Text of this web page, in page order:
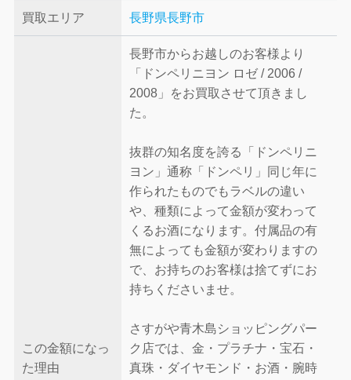
買取エリア 長野県長野市
この金額になっ
た理由
長野市からお越しのお客様より
「ドンペリニヨン ロゼ / 2006 /
2008」をお買取させて頂きまし
た。
抜群の知名度を誇る「ドンペリニ
ヨン」通称「ドンペリ」同じ年に
作られたものでもラベルの違い
や、種類によって金額が変わって
くるお酒になります。付属品の有
無によっても金額が変わりますの
で、お持ちのお客様は捨てずにお
持ちくださいませ。
さすがや青木島ショッピングパー
ク店では、金・プラチナ・宝石・
真珠・ダイヤモンド・お酒・腕時